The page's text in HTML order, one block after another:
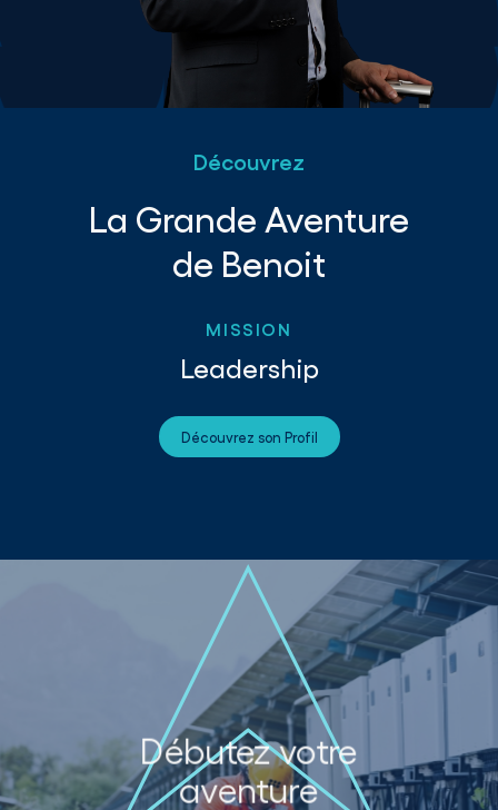
Découvrez
La Grande Aventure
de Benoit
MISSION
Leadership
Découvrez son Profil
Débutez votre
aventure